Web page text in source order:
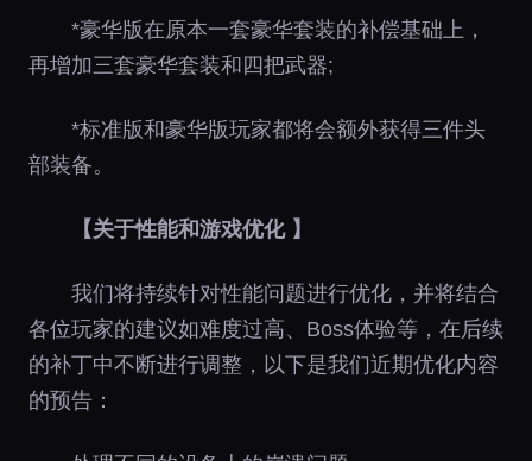
*豪华版在原本一套豪华套装的补偿基础上，
再增加三套豪华套装和四把武器;
*标准版和豪华版玩家都将会额外获得三件头
部装备。
【关于性能和游戏优化 】
我们将持续针对性能问题进行优化，并将结合
各位玩家的建议如难度过高、Boss体验等，在后续
的补丁中不断进行调整，以下是我们近期优化内容
的预告：